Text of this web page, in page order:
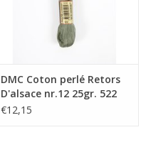
DMC Coton perlé Retors
D'alsace nr.12 25gr. 522
€12,15